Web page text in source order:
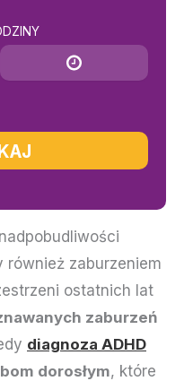
zaburzeniem
ostatnich lat
zaburzeń
diagnoza ADHD
dorosłym, które